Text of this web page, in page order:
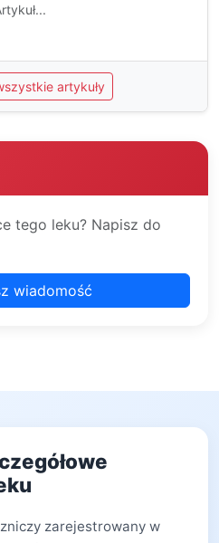
artykuły
tego leku? Napisz do
wiadomość
zarejestrowany w